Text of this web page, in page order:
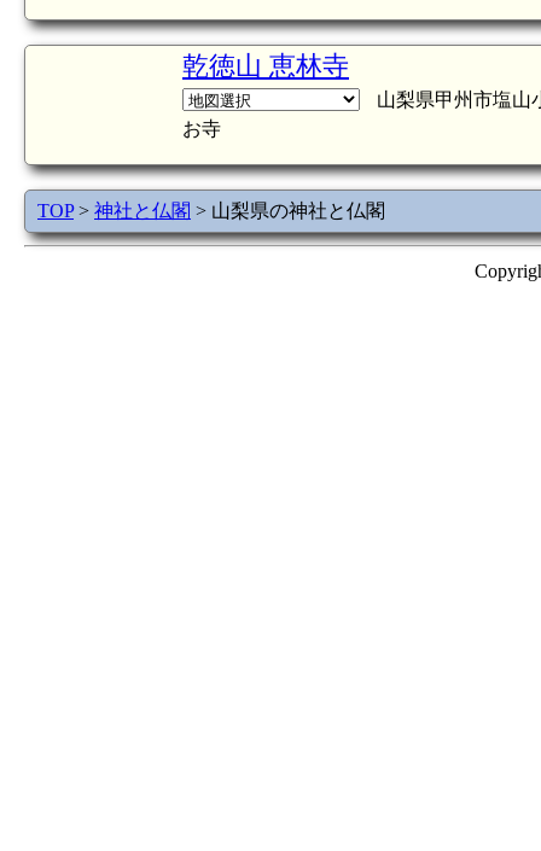
乾徳山 恵林寺
山梨県甲州市塩山
お寺
TOP> 神社と仏閣 > 山梨県の神社と仏閣